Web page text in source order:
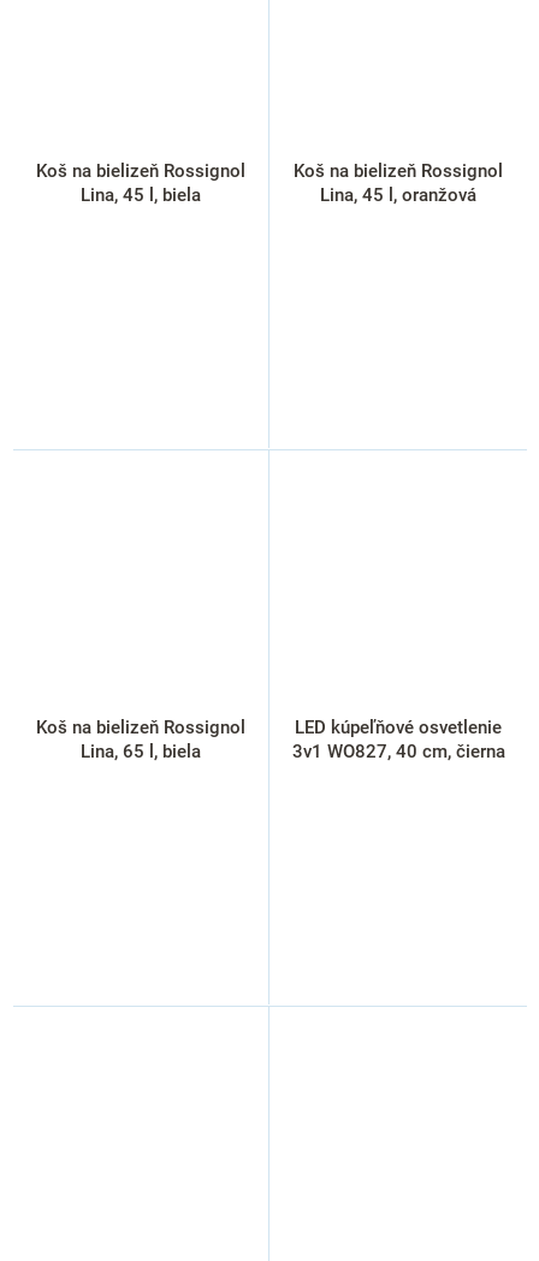
Koš na bielizeň Rossignol
Lina, 45 l, biela
Koš na bielizeň Rossignol
Lina, 45 l, oranžová
Koš na bielizeň Rossignol
Lina, 65 l, biela
LED kúpeľňové osvetlenie
3v1 WO827, 40 cm, čierna